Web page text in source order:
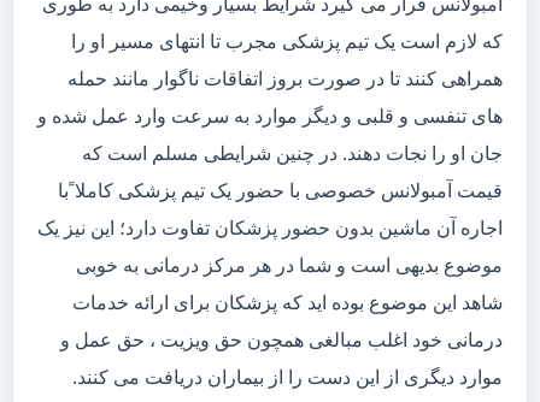
که لازم است یک تیم پزشکی مجرب تا انتهای مسیر او را
همراهی کنند تا در صورت بروز اتفاقات ناگوار مانند حمله
های تنفسی و قلبی و دیگر موارد به سرعت وارد عمل شده و
جان او را نجات دهند. در چنین شرایطی مسلم است که
قیمت آمبولانس خصوصی با حضور یک تیم پزشکی کاملا ًبا
اجاره آن ماشین بدون حضور پزشکان تفاوت دارد؛ این نیز یک
موضوع بدیهی است و شما در هر مرکز درمانی به خوبی
شاهد این موضوع بوده اید که پزشکان برای ارائه خدمات
درمانی خود اغلب مبالغی همچون حق ویزیت ، حق عمل و
موارد دیگری از این دست را از بیماران دریافت می کنند.